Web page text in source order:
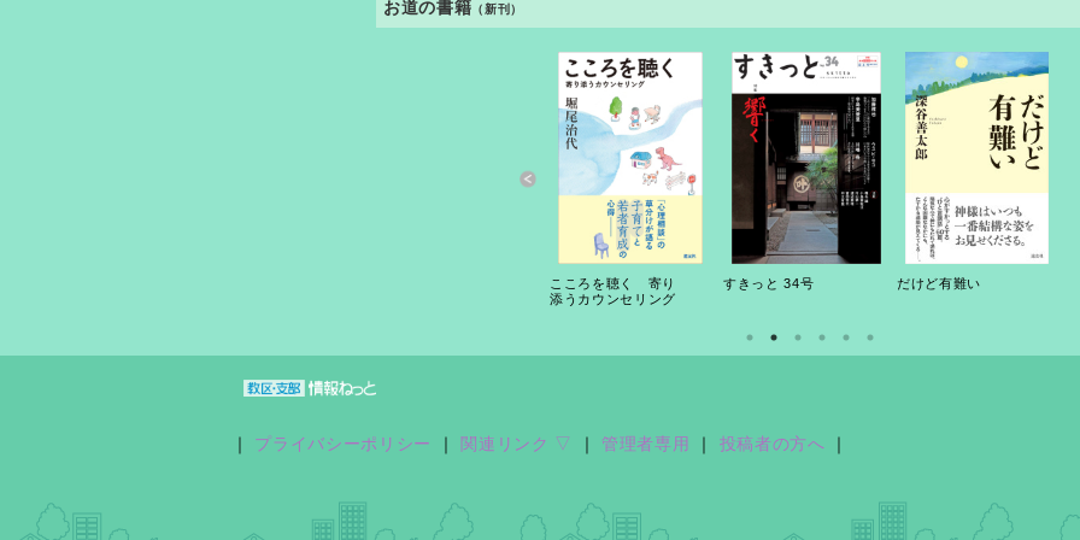
お道の書籍 （新刊）
こころを聴く 寄り
添うカウンセリング
すきっと 34号 だけど有難い
｜ プライバシーポリシー ｜ 関連リンク ▽ ｜ 管理者専用 ｜ 投稿者の方へ ｜